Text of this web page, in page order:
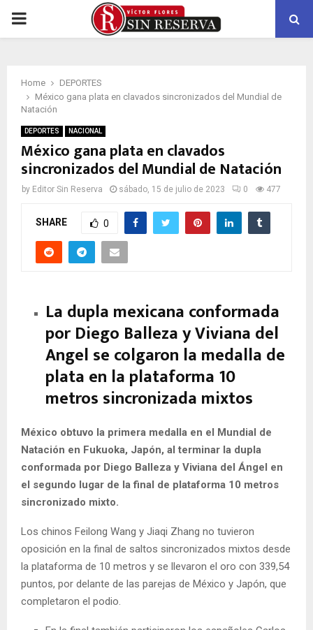
PRIMARY
Home
DEPORTES
México gana plata en clavados sincronizados del Mundial de
Natación
DEPORTES NACIONAL
México gana plata en clavados
sincronizados del Mundial de Natación
by Editor Sin Reserva sábado, 15 de julio de 2023 0 477
SHARE 0
La dupla mexicana conformada
por Diego Balleza y Viviana del
Angel se colgaron la medalla de
plata en la plataforma 10
metros sincronizada mixtos
México obtuvo la primera medalla en el Mundial de
Natación en Fukuoka, Japón, al terminar la dupla
conformada por Diego Balleza y Viviana del Ángel en
el segundo lugar de la final de plataforma 10 metros
sincronizado mixto.
Los chinos Feilong Wang y Jiaqi Zhang no tuvieron
oposición en la final de saltos sincronizados mixtos desde
la plataforma de 10 metros y se llevaron el oro con 339,54
puntos, por delante de las parejas de México y Japón, que
completaron el podio.